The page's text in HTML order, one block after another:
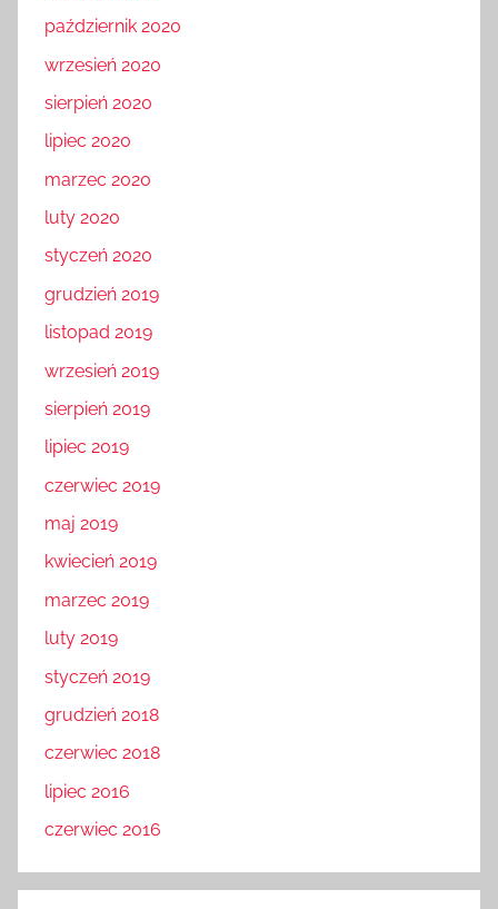
październik 2020
wrzesień 2020
sierpień 2020
lipiec 2020
marzec 2020
luty 2020
styczeń 2020
grudzień 2019
listopad 2019
wrzesień 2019
sierpień 2019
lipiec 2019
czerwiec 2019
maj 2019
kwiecień 2019
marzec 2019
luty 2019
styczeń 2019
grudzień 2018
czerwiec 2018
lipiec 2016
czerwiec 2016